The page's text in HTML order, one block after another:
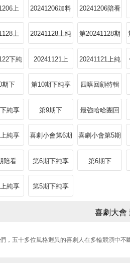
享
上 20241206加料
版
20241206陪看
Reaction上
上 20241128上純
享
第20241128期
下純 20241121上 20241121上純
享
期下 第10期下純享 四嘻回顧特輯
純享 第9期下 最強哈哈團回
顧特輯
純享 喜劇小會第6期 喜劇小會第5期
陪看
下
第6期下純享 第6期下
純享 第5期下純享
喜劇大會
，五十多位風格迥異的喜劇人在多輪競演中